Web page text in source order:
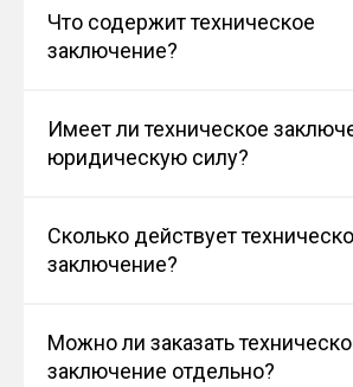
Что содержит техническое
заключение?
Имеет ли техническое
юридическую силу?
Сколько действует
заключение?
Можно ли заказать
заключение отдельно?